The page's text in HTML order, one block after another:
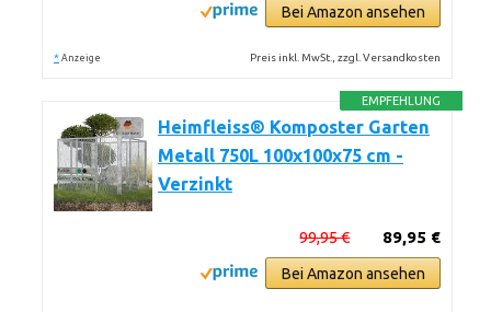
Bei Amazon ansehen
* Anzeige Preis inkl. MwSt., zzgl. Versandkosten
EMPFEHLUNG
Heimfleiss® Komposter Garten
Metall 750L 100x100x75 cm -
Verzinkt
89,95 €
99,95 €
Bei Amazon ansehen